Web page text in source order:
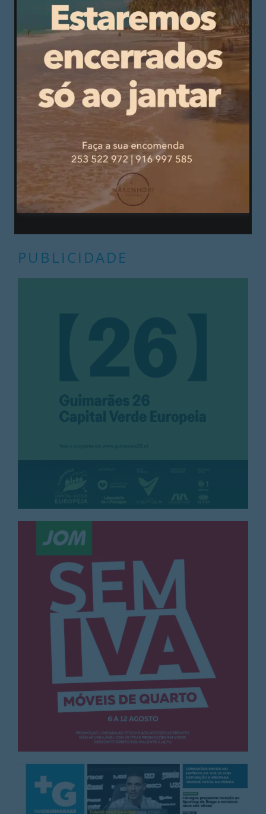
Segundo o autarca, brevemente terá lugar um
debate entre os quatro autarcas do quadrilátero e
diferentes especialistas para discutir
precisamente a mobilidade na região. Em março,
os autarcas irão também reunir com um membro
do Governo para discutir a possível criação de
uma rede de tramway que ligue as quatro
cidades.
PUBLICIDADE
PUBLICIDADE